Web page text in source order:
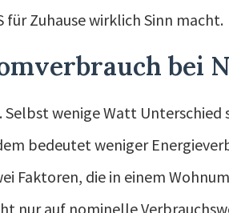
für Zuhause wirklich Sinn macht.
bei
Selbst wenige Watt
bedeutet weniger
Faktoren, die in einem
nur auf nominelle